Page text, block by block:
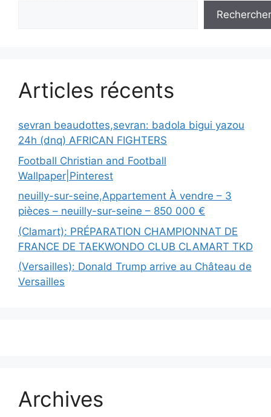
Rechercher
Articles récents
sevran beaudottes,sevran: badola bigui yazou
24h (dnq) AFRICAN FIGHTERS
Football Christian and Football
Wallpaper|Pinterest
neuilly-sur-seine,Appartement À vendre – 3
pièces – neuilly-sur-seine – 850 000 €
(Clamart): PRÉPARATION CHAMPIONNAT DE
FRANCE DE TAEKWONDO CLUB CLAMART TKD
(Versailles): Donald Trump arrive au Château de
Versailles
Archives